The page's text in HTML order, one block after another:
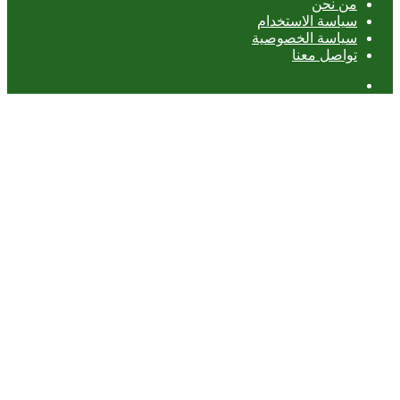
من نحن
سياسة الاستخدام
سياسة الخصوصية
تواصل معنا